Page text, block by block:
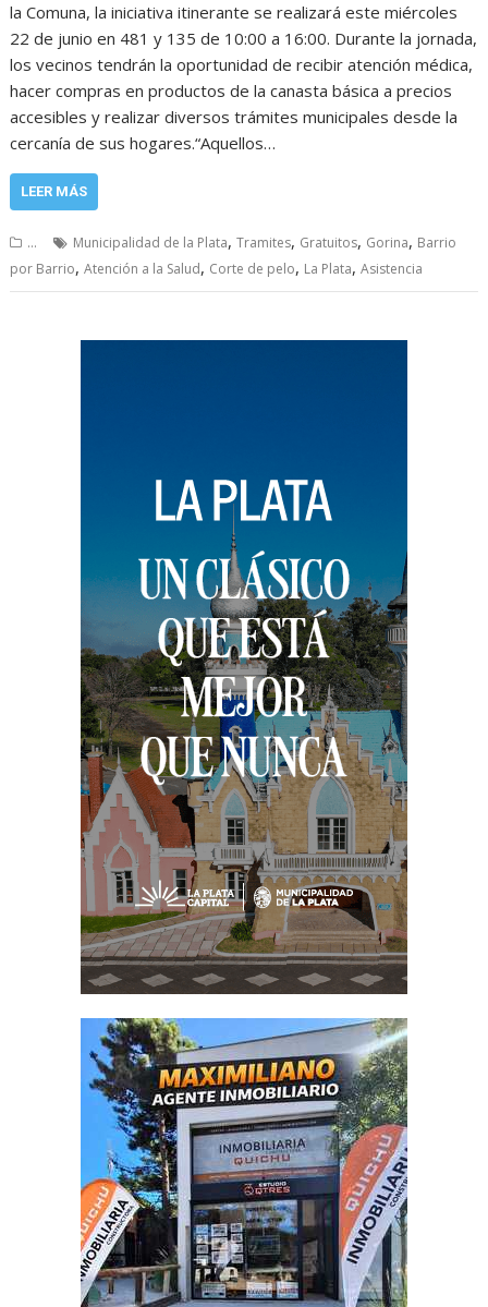
la Comuna, la iniciativa itinerante se realizará este miércoles
22 de junio en 481 y 135 de 10:00 a 16:00. Durante la jornada,
los vecinos tendrán la oportunidad de recibir atención médica,
hacer compras en productos de la canasta básica a precios
accesibles y realizar diversos trámites municipales desde la
cercanía de sus hogares.“Aquellos…
LEER MÁS
... Municipalidad de la Plata,Tramites, Gratuitos, Gorina, Barrio
por Barrio,Atención a la Salud, Corte de pelo, La Plata,Asistencia